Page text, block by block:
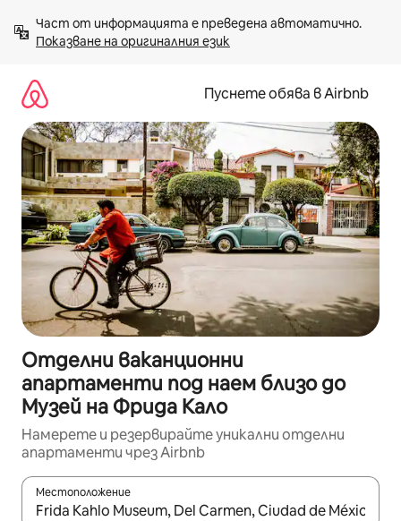
към
съдържанието
Показване на оригиналния език
Пуснете обява в Airbnb
Отделни ваканционни
апартаменти под наем близо до
Музей на Фрида Кало
Намерете и резервирайте уникални отделни
апартаменти чрез Airbnb
Местоположение
Когато резултатите се покажат, използвайте